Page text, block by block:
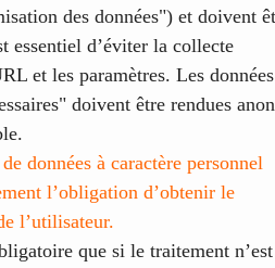
des données") et doivent
essentiel d’éviter la collecte
et les paramètres. Les
doivent être rendues
données à caractère personnel
l’obligation d’obtenir le
l’utilisateur.
que si le traitement